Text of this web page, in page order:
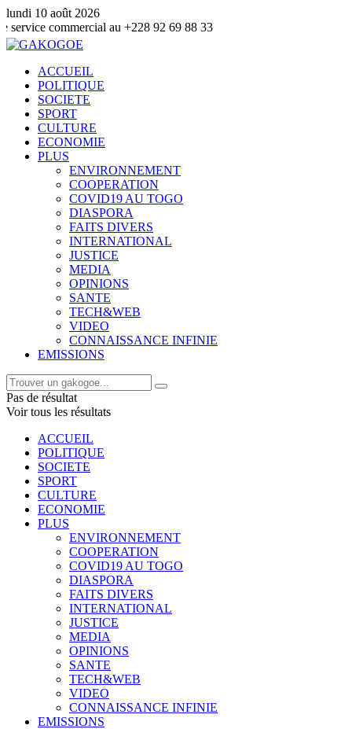
lundi 10 août 2026
au +228 92 69 88 33
ACCUEIL
POLITIQUE
SOCIETE
SPORT
CULTURE
ECONOMIE
PLUS
ENVIRONNEMENT
COOPERATION
COVID19 AU TOGO
DIASPORA
FAITS DIVERS
INTERNATIONAL
JUSTICE
MEDIA
OPINIONS
SANTE
TECH&WEB
VIDEO
CONNAISSANCE INFINIE
EMISSIONS
Pas de résultat
Voir tous les résultats
ACCUEIL
POLITIQUE
SOCIETE
SPORT
CULTURE
ECONOMIE
PLUS
ENVIRONNEMENT
COOPERATION
COVID19 AU TOGO
DIASPORA
FAITS DIVERS
INTERNATIONAL
JUSTICE
MEDIA
OPINIONS
SANTE
TECH&WEB
VIDEO
CONNAISSANCE INFINIE
EMISSIONS